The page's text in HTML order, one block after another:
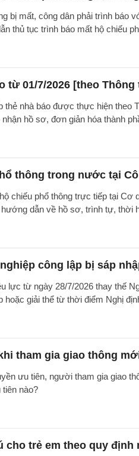
bị mất, công dân phải trình
thủ tục trình báo mất hộ chiếu
từ 01/7/2026 [theo Thông
thẻ nhà báo được thực hiện
hồ sơ, đơn giản hóa thành
thông trong nước tại
chiếu phổ thông trực tiếp tại
dẫn về hồ sơ, trình tự, thời
công lập bị sáp
lực từ ngày 28/7/2026 thay thế
hoặc giải thể từ thời điểm Nghị
tham gia giao thông
ưu tiên, người tham gia giao
nào?
cho trẻ em theo quy định